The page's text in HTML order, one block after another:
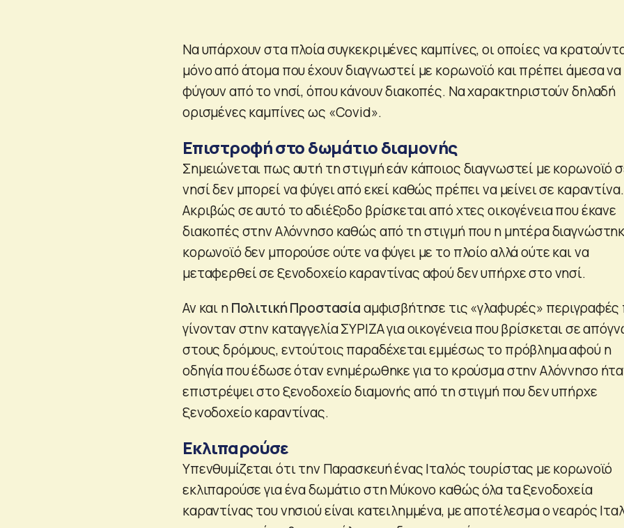
Να υπάρχουν στα πλοία συγκεκριμένες καμπίνες, οι οποίες να
μόνο από άτομα που έχουν διαγνωστεί με κορωνοϊό και πρέπει άμεσα να
φύγουν από το νησί, όπου κάνουν διακοπές. Να χαρακτηριστούν δηλαδή
ορισμένες καμπίνες ως «Covid».
Επιστροφή στο δωμάτιο διαμονής
Σημειώνεται πως αυτή τη στιγμή εάν κάποιος διαγνωστεί με κορωνοϊό
νησί δεν μπορεί να φύγει από εκεί καθώς πρέπει να μείνει σε καραντίνα.
Ακριβώς σε αυτό το αδιέξοδο βρίσκεται από χτες οικογένεια που έκανε
διακοπές στην Αλόννησο καθώς από τη στιγμή που η μητέρα
κορωνοϊό δεν μπορούσε ούτε να φύγει με το πλοίο αλλά ούτε και να
μεταφερθεί σε ξενοδοχείο καραντίνας αφού δεν υπήρχε στο νησί.
Αν και ηΠολιτική Προστασίααμφισβήτησε τις «γλαφυρές» περιγραφές
γίνονταν στην καταγγελία ΣΥΡΙΖΑ για οικογένεια που βρίσκεται σε
στους δρόμους, εντούτοις παραδέχεται εμμέσως το πρόβλημα αφού η
οδηγία που έδωσε όταν ενημέρωθηκε για το κρούσμα στην Αλόννησο
επιστρέψει στο ξενοδοχείο διαμονής από τη στιγμή που δεν υπήρχε
ξενοδοχείο καραντίνας.
Εκλιπαρούσε
Υπενθυμίζεται ότι την Παρασκευή ένας Ιταλός τουρίστας με κορωνοϊό
εκλιπαρούσε για ένα δωμάτιο στη Μύκονο καθώς όλα τα ξενοδοχεία
καραντίνας του νησιού είναι κατειλημμένα, με αποτέλεσμα ο νεαρός